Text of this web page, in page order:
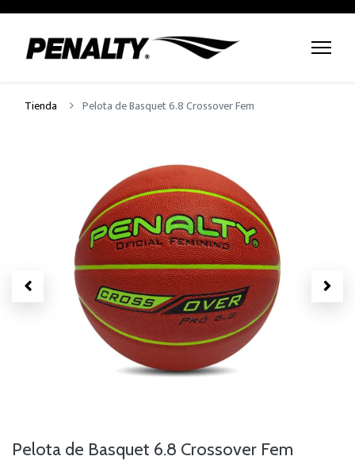
Tienda Pelota de Basquet 6.8 Crossover Fem
Pelota de Basquet 6.8 Crossover Fem